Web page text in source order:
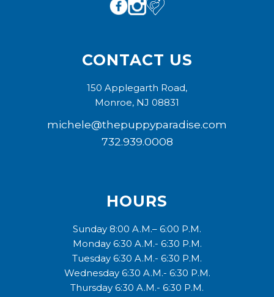
CONTACT US
150 Applegarth Road,
Monroe, NJ 08831
michele@thepuppyparadise.com
732.939.0008
HOURS
Sunday 8:00 A.M.– 6:00 P.M.
Monday 6:30 A.M.- 6:30 P.M.
Tuesday 6:30 A.M.- 6:30 P.M.
Wednesday 6:30 A.M.- 6:30 P.M.
Thursday 6:30 A.M.- 6:30 P.M.